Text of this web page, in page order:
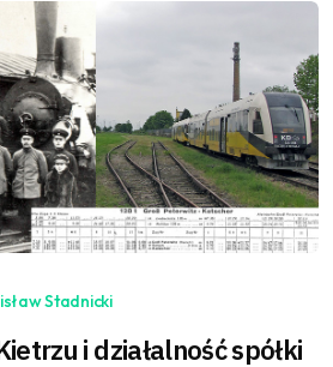
Stadnicki
i działalność spółki